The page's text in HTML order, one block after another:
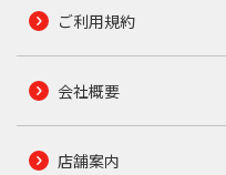
ご利用規約
会社概要
店舗案内